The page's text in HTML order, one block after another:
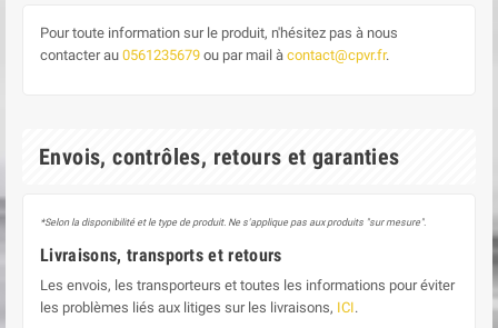
Pour toute information sur le produit, n'hésitez pas à nous
contacter au 0561235679 ou par mail à contact@cpvr.fr.
Envois, contrôles, retours et garanties
*Selon la disponibilité et le type de produit. Ne s'applique pas aux produits "sur mesure".
Livraisons, transports et retours
Les envois, les transporteurs et toutes les informations pour éviter
les problèmes liés aux litiges sur les livraisons, ICI.